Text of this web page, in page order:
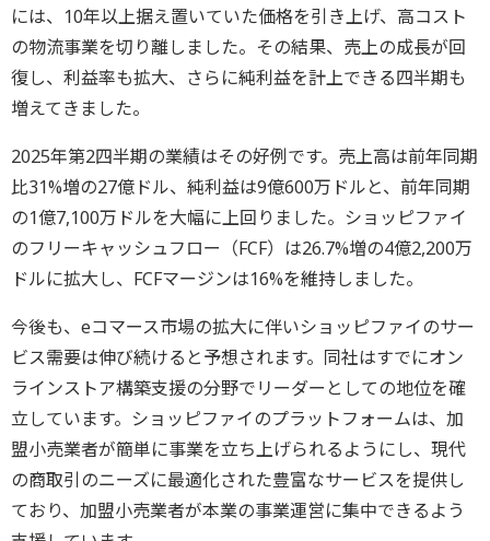
には、10年以上据え置いていた価格を引き上げ、高コスト
の物流事業を切り離しました。その結果、売上の成長が回
復し、利益率も拡大、さらに純利益を計上できる四半期も
増えてきました。
2025年第2四半期の業績はその好例です。売上高は前年同期
比31%増の27億ドル、純利益は9億600万ドルと、前年同期
の1億7,100万ドルを大幅に上回りました。ショッピファイ
のフリーキャッシュフロー（FCF）は26.7%増の4億2,200万
ドルに拡大し、FCFマージンは16%を維持しました。
今後も、eコマース市場の拡大に伴いショッピファイのサー
ビス需要は伸び続けると予想されます。同社はすでにオン
ラインストア構築支援の分野でリーダーとしての地位を確
立しています。ショッピファイのプラットフォームは、加
盟小売業者が簡単に事業を立ち上げられるようにし、現代
の商取引のニーズに最適化された豊富なサービスを提供し
ており、加盟小売業者が本業の事業運営に集中できるよう